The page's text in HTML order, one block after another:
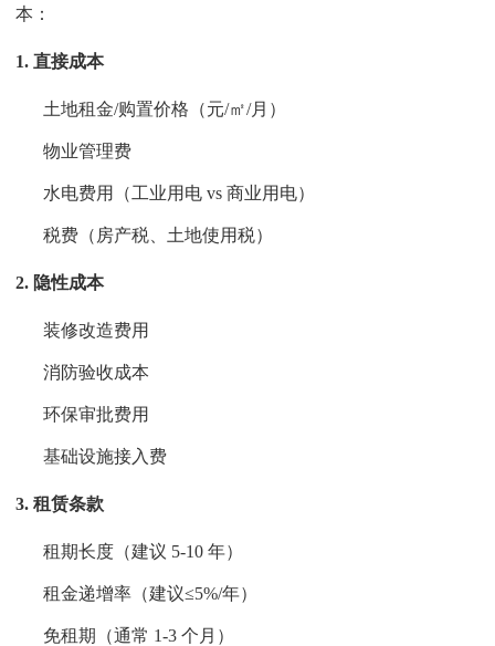
本：
1. 直接成本
土地租金/购置价格（元/㎡/月）
物业管理费
水电费用（工业用电 vs 商业用电）
税费（房产税、土地使用税）
2. 隐性成本
装修改造费用
消防验收成本
环保审批费用
基础设施接入费
3. 租赁条款
租期长度（建议 5-10 年）
租金递增率（建议≤5%/年）
免租期（通常 1-3 个月）